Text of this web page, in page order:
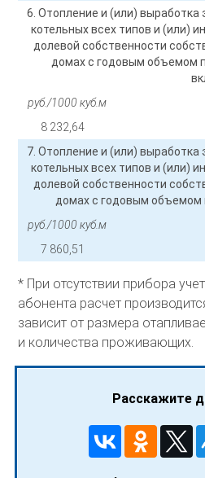
6. Отопление и (или) выработка
котельных всех типов и (или)
долевой собственности
домах с годовым объемом
руб./1000 куб.м
8 232,64
7. Отопление и (или) выработка
котельных всех типов и (или)
долевой собственности
домах с годовым объемом
руб./1000 куб.м
7 860,51
* При отсутствии прибора
абонента расчет
зависит от размера
и количества проживающих.
Расскажите